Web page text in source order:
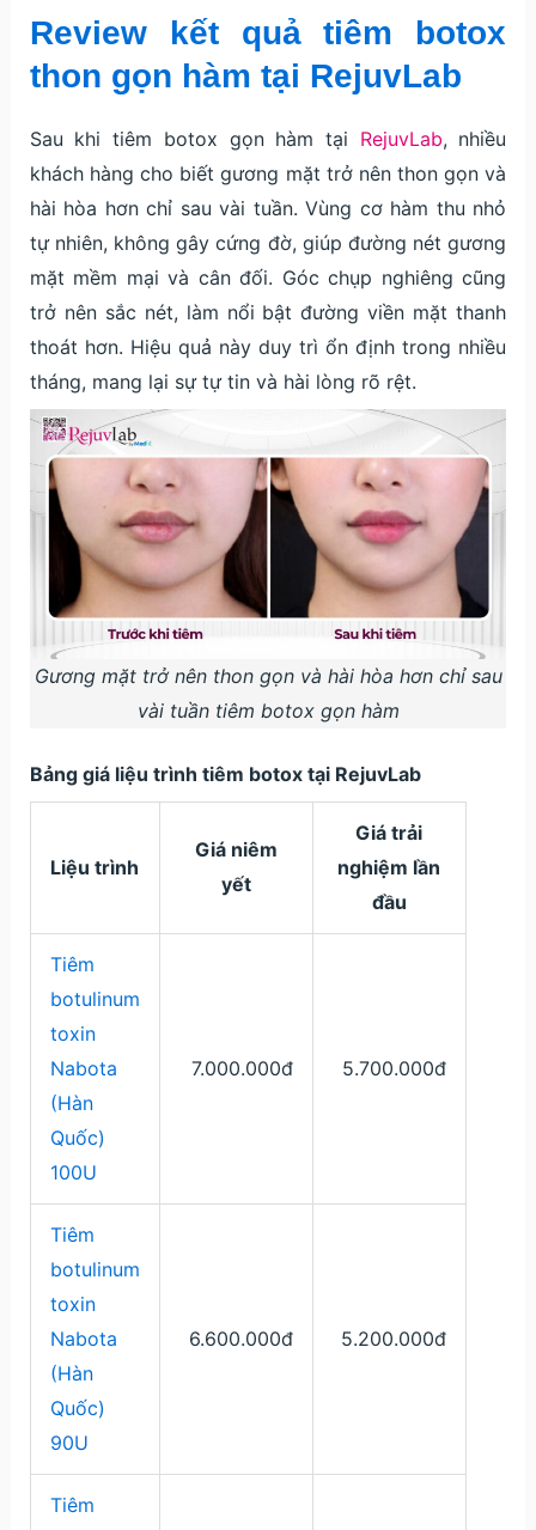
Review kết quả tiêm botox
thon gọn hàm tại RejuvLab
Sau khi tiêm botox gọn hàm tại RejuvLab, nhiều
khách hàng cho biết gương mặt trở nên thon gọn và
hài hòa hơn chỉ sau vài tuần. Vùng cơ hàm thu nhỏ
tự nhiên, không gây cứng đờ, giúp đường nét gương
mặt mềm mại và cân đối. Góc chụp nghiêng cũng
trở nên sắc nét, làm nổi bật đường viền mặt thanh
thoát hơn. Hiệu quả này duy trì ổn định trong nhiều
tháng, mang lại sự tự tin và hài lòng rõ rệt.
Gương mặt trở nên thon gọn và hài hòa hơn chỉ sau
vài tuần tiêm botox gọn hàm
Bảng giá liệu trình tiêm botox tại RejuvLab
Liệu trình
Giá niêm
yết
Giá trải
nghiệm lần
đầu
Tiêm
botulinum
toxin
Nabota
(Hàn
Quốc)
100U
7.000.000đ 5.700.000đ
Tiêm
botulinum
toxin
Nabota
(Hàn
Quốc)
90U
6.600.000đ 5.200.000đ
Tiêm